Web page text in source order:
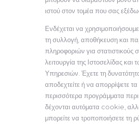
ιστού στον τομέα που σας
Ενδέχεται να
τη συλλογή, αποθήκευση και
πληροφοριών για στατιστικούς
λειτουργία της Ιστοσελίδας και
Υπηρεσιών. Έχετε τη
αποδεχτείτε ή να απορρίψετε
περισσότερα προγράμματα
δέχονται αυτόματα cookie,
μπορείτε να τροποποιήσετε τη